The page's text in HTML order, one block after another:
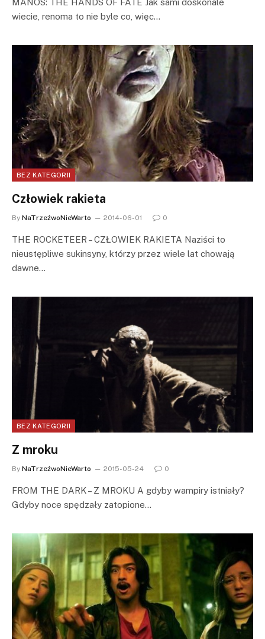
MANOS: THE HANDS OF FATE Jak sami doskonale
wiecie, renoma to nie byle co, więc…
BEZ KATEGORII
Człowiek rakieta
By NaTrzeźwoNieWarto 2014-06-01 0
THE ROCKETEER – CZŁOWIEK RAKIETA Naziści to
nieustępliwe sukinsyny, którzy przez wiele lat chowają
dawne…
BEZ KATEGORII
Z mroku
By NaTrzeźwoNieWarto 2015-05-24 0
FROM THE DARK – Z MROKU A gdyby wampiry istniały?
Gdyby noce spędzały zatopione…